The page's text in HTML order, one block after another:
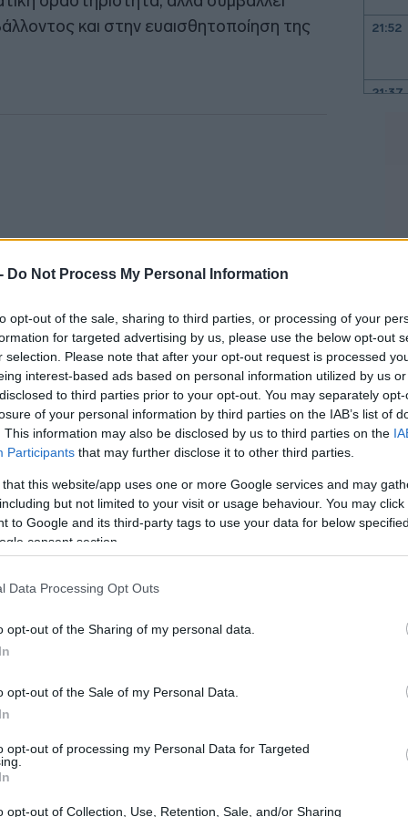
Do Not Process My Personal Information
opt-out of the sale, sharing to third parties, or processing of your
for targeted advertising by us, please use the below opt-out
selection. Please note that after your opt-out request is processed
interest-based ads based on personal information utilized by us
to third parties prior to your opt-out. You may separately
of your personal information by third parties on the IAB’s list of
This information may also be disclosed by us to third parties on the
Participants that may further disclose it to other third parties.
that this website/app uses one or more Google services and may
but not limited to your visit or usage behaviour. You may
to Google and its third-party tags to use your data for below
consent section.
Data Processing Opt Outs
opt-out of the Sharing of my personal data.
opt-out of the Sale of my Personal Data.
opt-out of processing my Personal Data for Targeted
opt-out of Collection, Use, Retention, Sale, and/or Sharing
και στην ευαισθητοποίηση της
ο κ. Κικίλιας τόνισε ότι
και η ετοιμότητα απέναντι σε πιθανά
σχετικές ασκήσεις και με τη
τη συμμετοχή του Λιμενικού
εξοπλισμού.
καταγράφει τις δυνατότητες και τις
λιμένων της χώρας, με στόχο την
σε περιπτώσεις ρύπανσης,
των τοπικών κοινωνιών και
του θαλάσσιου περιβάλλοντος.
21:52
21:37
20:41
20:38
20:33
20:20
20:12